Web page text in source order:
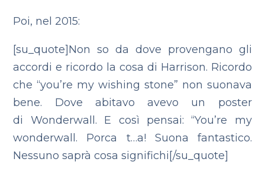
Poi, nel 2015:
[su_quote]Non so da dove provengano gli
accordi e ricordo la cosa di Harrison. Ricordo
che “you’re my wishing stone” non suonava
bene. Dove abitavo avevo un poster
di Wonderwall. E così pensai: “You’re my
wonderwall. Porca t…a! Suona fantastico.
Nessuno saprà cosa significhi[/su_quote]